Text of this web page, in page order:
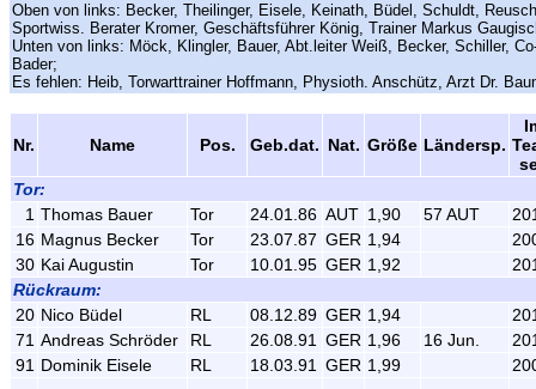
Oben von links: Becker, Theilinger, Eisele, Keinath, Büdel, Schuldt,
Sportwiss. Berater Kromer, Geschäftsführer König, Trainer Markus
Unten von links: Möck, Klingler, Bauer, Abt.leiter Weiß, Becker, Schiller,
Bader;
Es fehlen: Heib, Torwarttrainer Hoffmann, Physioth. Anschütz, Arzt Dr.
Nr. Name Pos. Geb.dat. Nat. Größe Ländersp.
Tor:
1 Thomas Bauer Tor 24.01.86 AUT 1,90 57 AUT
16 Magnus Becker Tor 23.07.87 GER 1,94
30 Kai Augustin Tor 10.01.95 GER 1,92
Rückraum:
20 Nico Büdel RL 08.12.89 GER 1,94
71 Andreas Schröder RL 26.08.91 GER 1,96 16 Jun.
91 Dominik Eisele RL 18.03.91 GER 1,99